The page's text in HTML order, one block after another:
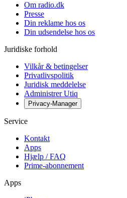
Om radio.dk
Presse
Din reklame hos os
Din udsendelse hos os
Juridiske forhold
Vilkår & betingelser
Privatlivspolitik
Juridisk meddelelse
Administrer Utiq
Privacy-Manager
Service
Kontakt
Apps
Hjælp / FAQ
Prime-abonnement
Apps